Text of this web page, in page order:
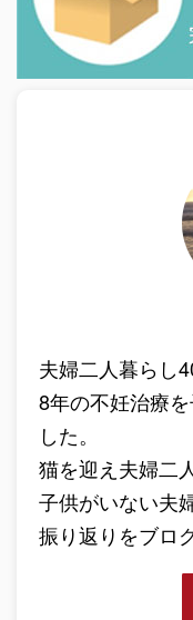
夫婦二人暮らし
8年の不妊治療
した。
猫を迎え夫婦二
子供がいない夫
振り返りをブロ